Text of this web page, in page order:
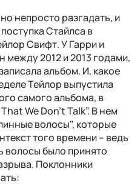
непросто разгадать, и
Стайлса в
Свифт. У Гарри и
между 2012 и 2013 годами,
альбом. И, какое
Тейлор выпустила
самого альбома, в
We Don't Talk”. В нем
волосы", которые
того времени – ведь
волосы было принято
Поклонники